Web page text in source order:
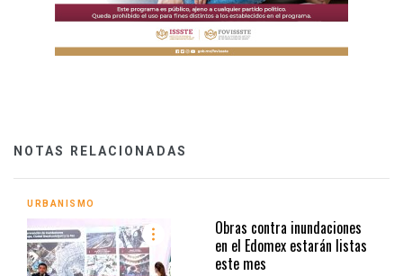
NOTAS RELACIONADAS
URBANISMO
Obras contra inundaciones
en el Edomex estarán listas
este mes